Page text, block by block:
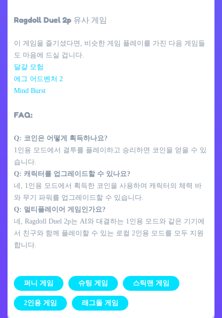
Ragdoll Duel 2p 유사 게임
이 게임을 즐기셨다면, 비슷한 게임 플레이를 가진 다음 게임들
도 마음에 드실 겁니다.
달걀 모험
에그 어드벤처 2
Mind Burst
FAQ:
Q: 코인은 어떻게 획득하나요?
1인용 모드에서 결투를 플레이하고 승리하면 코인을 얻을 수 있
습니다.
Q: 캐릭터를 업그레이드할 수 있나요?
네, 1인용 모드에서 획득한 코인을 사용하여 캐릭터의 체력 바
와 무기 파워를 업그레이드할 수 있습니다.
Q: 멀티플레이어 게임인가요?
네, Ragdoll Duel 2p는 AI와 대결하는 1인용 모드와 같은 기기에
서 친구와 함께 플레이할 수 있는 로컬 2인용 모드를 모두 지원
합니다.
퍼니 게임 슈팅 게임 스틱맨 게임
2인용 게임 래그돌 게임